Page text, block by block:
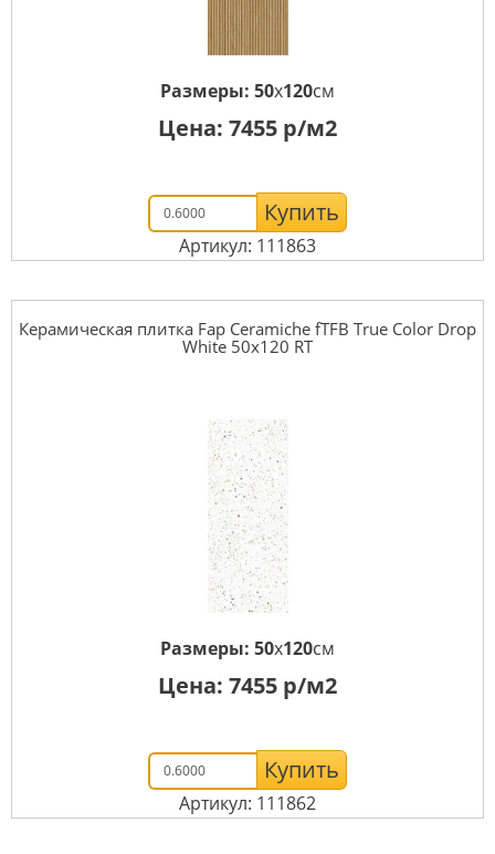
Размеры: 50x120см
Цена: 7455 р/м2
Купить
Артикул: 111863
Керамическая плитка Fap Ceramiche fTFB True Color Drop
White 50x120 RT
Размеры: 50x120см
Цена: 7455 р/м2
Купить
Артикул: 111862